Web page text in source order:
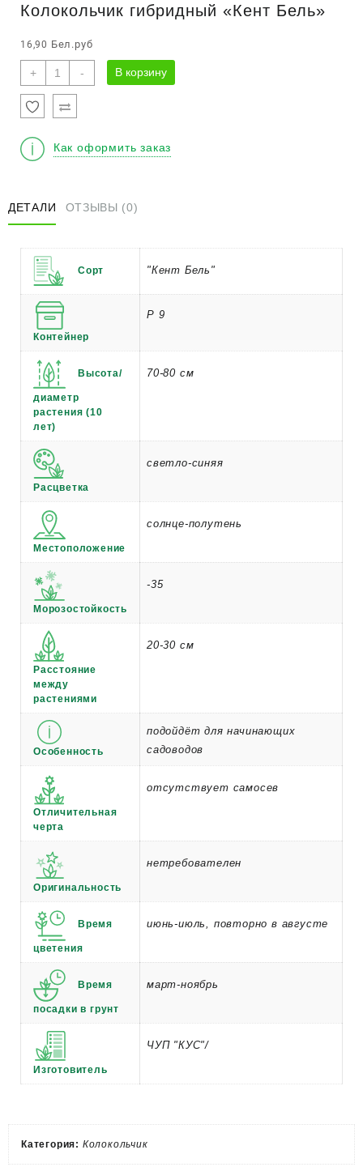
Колокольчик гибридный «Кент Бель»
16,90 Бел.руб
+
Количество
товара
Колокольчик
гибридный
Бель"
- В корзину
Как оформить заказ
ДЕТАЛИ ОТЗЫВЫ (0)
Сорт "Кент Бель"
Контейнер
Р 9
Высота/
диаметр
растения (10
лет)
70-80 см
Расцветка
светло-синяя
Местоположение
солнце-полутень
Морозостойкость
-35
Расстояние
между
растениями
20-30 см
Особенность
подойдёт для начинающих
садоводов
Отличительная
черта
отсутствует самосев
Оригинальность
нетребователен
Время
цветения
июнь-июль, повторно в августе
Время
посадки в грунт
март-ноябрь
Изготовитель
ЧУП "КУС"/
Категория: Колокольчик